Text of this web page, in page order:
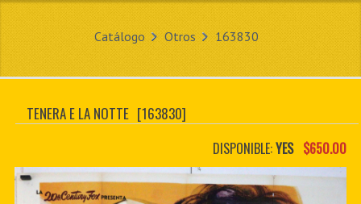
MIS DATOS
CONTACTO
CUSTOM PDF
Catálogo Otros 163830
TENERA E LA NOTTE [163830]
DISPONIBLE:YES $650.00